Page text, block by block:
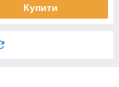
Купити